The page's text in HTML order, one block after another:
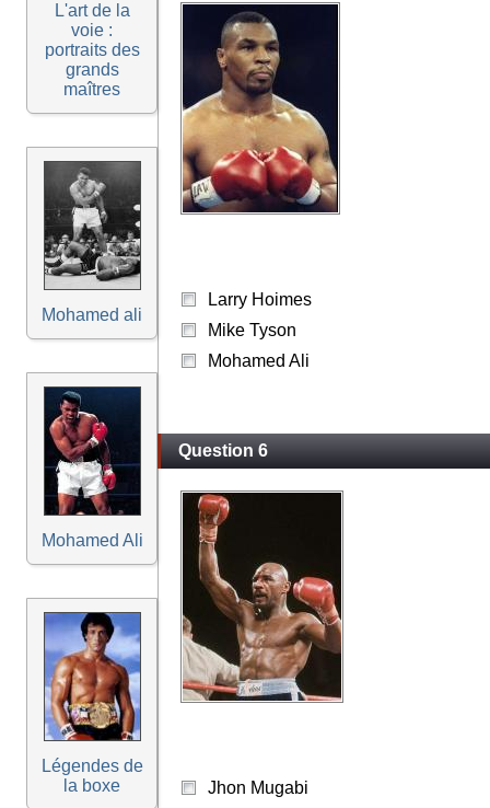
L'art de la
voie :
portraits des
grands
maîtres
Mohamed ali
Mohamed Ali
Légendes de
la boxe
Larry Hoimes
Mike Tyson
Mohamed Ali
Question 6
Jhon Mugabi